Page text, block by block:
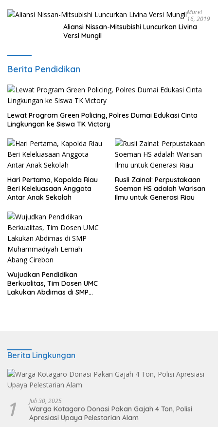
Maret
16, 2019
Aliansi Nissan-Mitsubishi Luncurkan Livina
Versi Mungil
Berita Pendidikan
Lewat Program Green Policing, Polres Dumai Edukasi Cinta
Lingkungan ke Siswa TK Victory
Hari Pertama, Kapolda Riau
Beri Keleluasaan Anggota
Antar Anak Sekolah
Rusli Zainal: Perpustakaan
Soeman HS adalah Warisan
Ilmu untuk Generasi Riau
Wujudkan Pendidikan
Berkualitas, Tim Dosen UMC
Lakukan Abdimas di SMP
Berita Lingkungan
1 Juli 30, 2025
Warga Kotagaro Donasi Pakan Gajah 4 Ton, Polisi
Apresiasi Upaya Pelestarian Alam